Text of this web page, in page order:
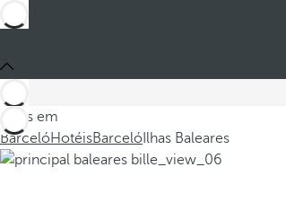
Estes em
BarcelóHotéisBarceló Ilhas Baleares